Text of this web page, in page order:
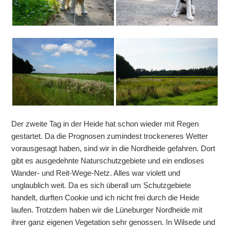
Der zweite Tag in der Heide hat schon wieder mit Regen
gestartet. Da die Prognosen zumindest trockeneres Wetter
vorausgesagt haben, sind wir in die Nordheide gefahren. Dort
gibt es ausgedehnte Naturschutzgebiete und ein endloses
Wander- und Reit-Wege-Netz. Alles war violett und
unglaublich weit. Da es sich überall um Schutzgebiete
handelt, durften Cookie und ich nicht frei durch die Heide
laufen. Trotzdem haben wir die Lüneburger Nordheide mit
ihrer ganz eigenen Vegetation sehr genossen. In Wilsede und